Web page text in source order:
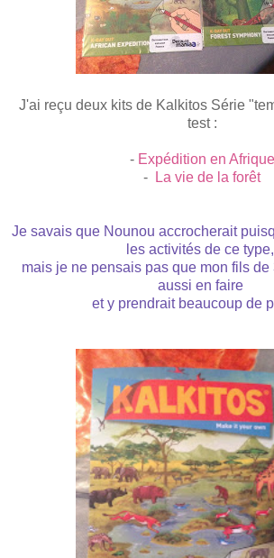
J'ai reçu deux kits de Kalkitos Série
test :
- Expédition en Afrique
-
La vie de la forêt
Je savais que Nounou accrocherait
les activités de ce type,
mais je ne pensais pas que mon fils
aussi en faire
et y prendraitbeaucoup de